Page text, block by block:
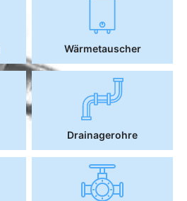
Wärmetauscher
Drainagerohre